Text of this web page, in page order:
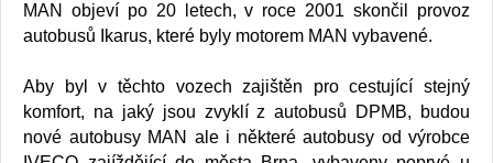
MAN objeví po 20 letech, v roce 2001 skončil provoz
autobusů Ikarus, které byly motorem MAN vybavené.
Aby byl v těchto vozech zajištěn pro cestující stejný
komfort, na jaký jsou zvyklí z autobusů DPMB, budou
nové autobusy MAN ale i některé autobusy od výrobce